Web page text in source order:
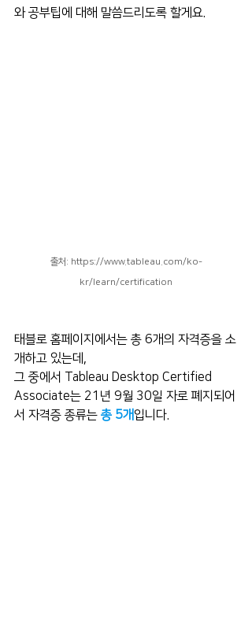
와 공부팁에 대해 말씀드리도록 할게요.
출처: https://www.tableau.com/ko-
kr/learn/certification
태블로 홈페이지에서는 총 6개의 자격증을 소
개하고 있는데,
그 중에서 Tableau Desktop Certified
Associate는 21년 9월 30일 자로 폐지되어
서 자격증 종류는 총 5개입니다.